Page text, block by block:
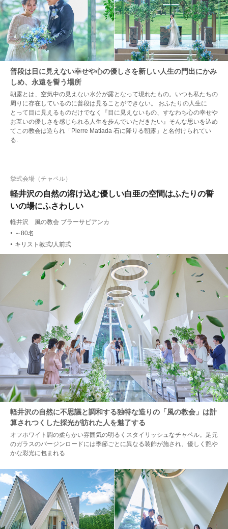
普段は目に見えない幸せや心の優しさを新しい人生の門出にかみ
しめ、永遠を誓う場所
朝露とは、空気中の見えない水分が露となって現れたもの。いつも私たちの
周りに存在しているのに普段は見ることができない。 おふたりの人生に
とって目に見えるものだけでなく『目に見えないもの、すなわち心の幸せや
お互いの優しさを感じられる人生を歩んでいただきたい』そんな思いを込め
てこの教会は造られ「Pierre Matiada 石に降りる朝露」と名付けられてい
る.
軽井沢の自然の溶け込む優しい白亜の空間はふたりの誓
いの場にふさわしい
挙式会場（チャペル）
軽井沢 風の教会 ブラーサビアンカ
● ～80名
● キリスト教式/人前式
軽井沢の自然に不思議と調和する独特な造りの「風の教会」は計
算されつくした採光が訪れた人を魅了する
オフホワイト調の柔らかい雰囲気の明るくスタイリッシュなチャペル。足元
のガラスのバージンロードには季節ごとに異なる装飾が施され、優しく艶や
かな彩光に包まれる